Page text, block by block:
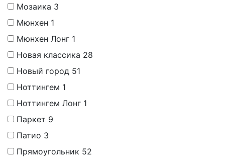
Мозаика 3
Мюнхен 1
Мюнхен Лонг 1
Новая классика 28
Новый город 51
Ноттингем 1
Ноттингем Лонг 1
Паркет 9
Патио 3
Прямоугольник 52